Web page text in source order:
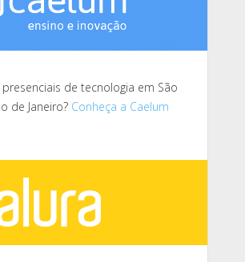
de tecnologia em São
de Janeiro? Conheça a Caelum